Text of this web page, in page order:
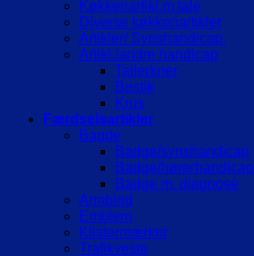
Køkkenartikl.m.tale
Diverse køkkenartikler
Artikler/ Synshandicap.
Artikl./andre handicap
Tallerkner
Bestik
Krus
Færdselsartikler
Bagde
Badge/synshandicap
Badge/hørerhandicap
Badge m. diagnose
Armbind
Emblem
Klistermærker
Trafikveste